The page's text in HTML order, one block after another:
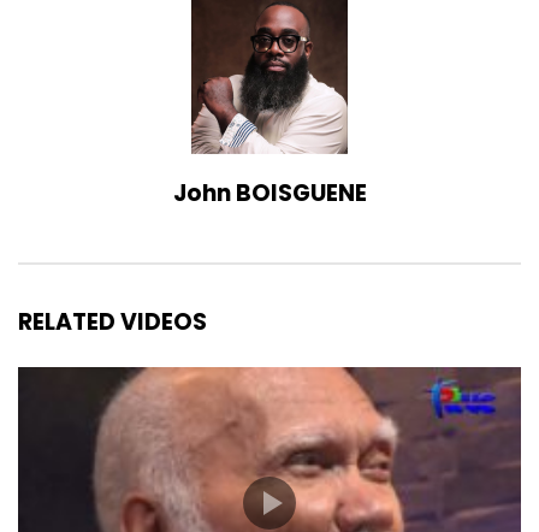
John BOISGUENE
RELATED VIDEOS